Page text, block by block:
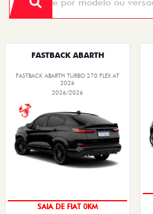
FASTBACK ABARTH
FASTBACK ABARTH TURBO 270 FLEX AT
2026
2026/2026
SAIA DE FIAT 0KM